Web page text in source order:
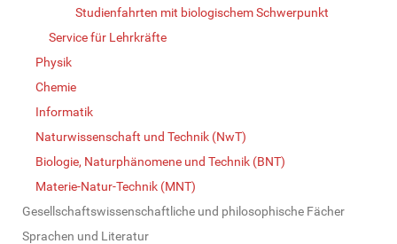
Studienfahrten mit biologischem Schwerpunkt
Service für Lehrkräfte
Physik
Chemie
Informatik
Naturwissenschaft und Technik (NwT)
Biologie, Naturphänomene und Technik (BNT)
Materie-Natur-Technik (MNT)
Gesellschaftswissenschaftliche und philosophische Fächer
Sprachen und Literatur